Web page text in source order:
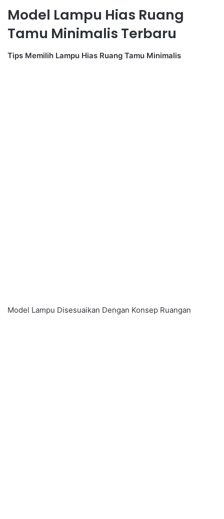
Model Lampu Hias Ruang
Tamu Minimalis Terbaru
Tips Memilih Lampu Hias Ruang Tamu Minimalis
Model Lampu Disesuaikan Dengan Konsep Ruangan